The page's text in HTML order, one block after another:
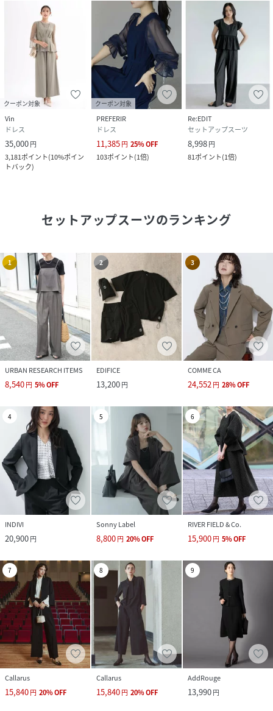
クーポン対象
Vin
ドレス
35,000円
3,181ポイント(10%ポイン
トバック)
クーポン対象
PREFERIR
ドレス
11,385円 25%OFF
103ポイント(1倍)
Re:EDIT
セットアップスーツ
8,998円
81ポイント(1倍)
セットアップスーツのランキング
1
URBAN RESEARCH ITEMS
8,540円 5%OFF
2
EDIFICE
13,200円
3
COMME CA
24,552円 28%OFF
4
INDIVI
20,900円
5
Sonny Label
8,800円 20%OFF
6
RIVER FIELD & Co.
15,900円 5%OFF
7
Callarus
15,840円 20%OFF
8
Callarus
15,840円 20%OFF
9
AddRouge
13,990円